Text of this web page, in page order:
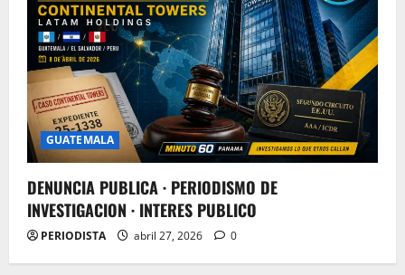
GUATEMALA
DENUNCIA PUBLICA · PERIODISMO DE
INVESTIGACION · INTERES PUBLICO
PERIODISTA abril 27, 2026 0